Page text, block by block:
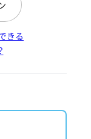
きる